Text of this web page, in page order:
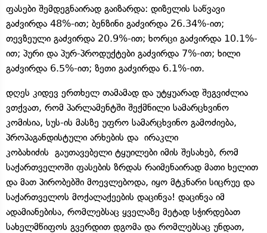
ფასები შემდეგნაირად გაიზარდა: დიზელის საწვავი
გაძვირდა 48%-ით; ბენზინი გაძვირდა 26.34%-ით;
თევზეული გაძვირდა 20.9%-ით; ხორცი გაძვირდა 10.1%-
ით; პური და პურ-პროდუქტები გაძვირდა 7%-ით; ხილი
გაძვირდა 6.5%-ით; ზეთი გაძვირდა 6.1%-ით.
დღეს კიდევ ერთხელ თამამად და უტყუარად შეგვიძლია
ვთქვათ, რომ პარლამენტში შექმნილი სამარცხვინო
კომისია, სუს-ის მასზე უფრო სამარცხვინო გამოძიება,
პროპაგანდისტული არხების და ირაკლი
კობახიძის გაუთავებელი ტყუილები იმის შესახებ, რომ
საქართველოში ფასების ზრდას რაიმენაირად მათი ხელით
და მათ პირობებში მოევლებოდა, იყო მტკნარი სიცრუე და
საქართველოს მოქალაქეების დაცინვა! დაცინვა იმ
ადამიანებისა, რომლებსაც ყველაზე მეტად სჭირდებათ
სახელმწიფოს გვერდით დგომა და რომლებსაც უნდათ,